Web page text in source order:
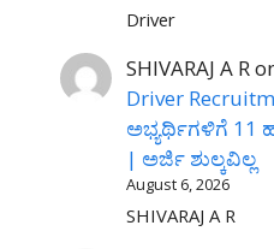
Driver
SHIVARAJ A R
Driver
ಅಭ್ಯರ್ಥಿಗಳಿಗೆ 11
| ಅರ್ಜಿ ಶುಲ್ಕವಿಲ್ಲ
August 6, 2026
SHIVARAJ A R